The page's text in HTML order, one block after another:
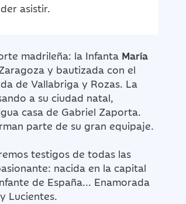
asistir.
madrileña: la Infanta María
y bautizada con el
de Vallabriga y Rozas. La
a su ciudad natal,
casa de Gabriel Zaporta.
parte de su gran equipaje.
testigos de todas las
nacida en la capital
de España... Enamorada
Lucientes.